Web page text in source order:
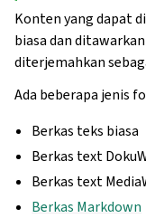
Konten yang dapat
biasa dan
diterjemahkan
Ada beberapa jenis
Berkas teks biasa
Berkas text
Berkas text
Berkas Markdown